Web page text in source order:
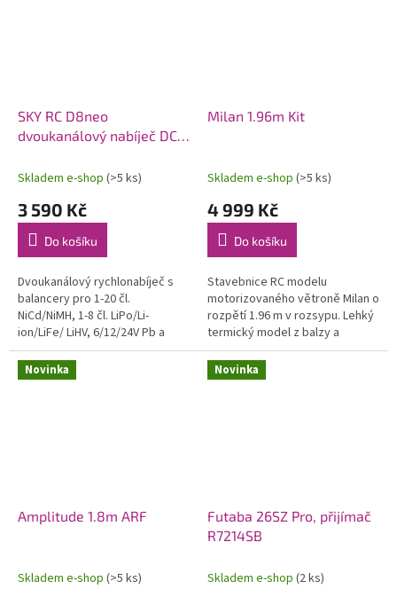
SKY RC D8neo
dvoukanálový nabíječ DC
Skladem e-shop (>5 ks)
3 590 Kč
Do košíku
Dvoukanálový rychlonabíječ s
balancery pro 1-20 čl.
NiCd/NiMH, 1-8 čl. LiPo/Li-
ion/LiFe/ LiHV, 6/12/24V Pb a
bezúdržbové Pb AGM proudem
0,1-32A (max. 1x1100W nebo
celkem max....
Milan 1.96m Kit
Skladem e-shop (>5 ks)
4 999 Kč
Do košíku
Stavebnice RC modelu
motorizovaného větroně Milan o
rozpětí 1.96 m v rozsypu. Lehký
termický model z balzy a
překližky se staví na plánu v
měřítku 1:1. Model lze pohánět...
Novinka
Amplitude 1.8m ARF
Skladem e-shop (>5 ks)
Novinka
Futaba 26SZ Pro, přijímač
R7214SB
Skladem e-shop (2 ks)